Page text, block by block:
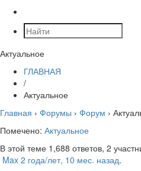
Актуальное
ГЛАВНАЯ
/
Актуальное
Главная › Форумы › Форум ›
Помечено: Актуальное
В этой теме 1,688 ответов, 2
Max 2 года/лет, 10 мес. назад.